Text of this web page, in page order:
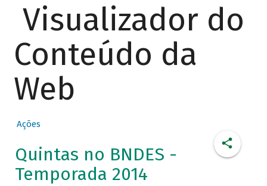
Visualizador do
Conteúdo da
Web
Ações
Quintas no BNDES -
Temporada 2014